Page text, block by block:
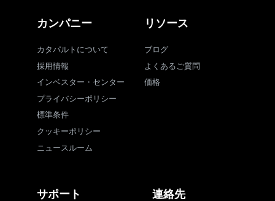
カンパニー
カタパルトについて
採用情報
インベスター・センター
プライバシーポリシー
標準条件
クッキーポリシー
ニュースルーム
リソース
ブログ
よくあるご質問
価格
サポート 連絡先